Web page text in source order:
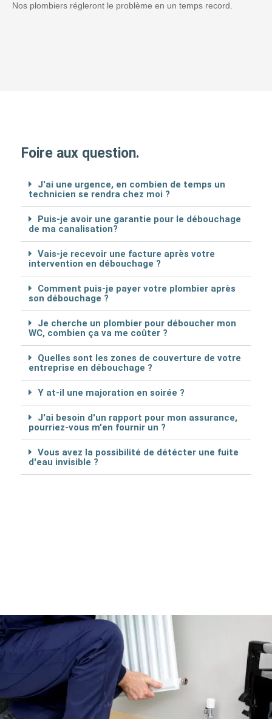
Nos plombiers régleront le problème en un temps record.
Foire aux question.
J'ai une urgence, en combien de temps un
technicien se rendra chez moi ?
Puis-je avoir une garantie pour le débouchage
de ma canalisation?
Vais-je recevoir une facture après votre
intervention en débouchage ?
Comment puis-je payer votre plombier après
son débouchage ?
Je cherche un plombier pour déboucher mon
WC, combien ça va me coûter ?
Quelles sont les zones de couverture de votre
entreprise en débouchage ?
Y at-il une majoration en soirée ?
J'ai besoin d'un rapport pour mon assurance,
pourriez-vous m'en fournir un ?
Vous avez la possibilité de détécter une fuite
d'eau invisible ?